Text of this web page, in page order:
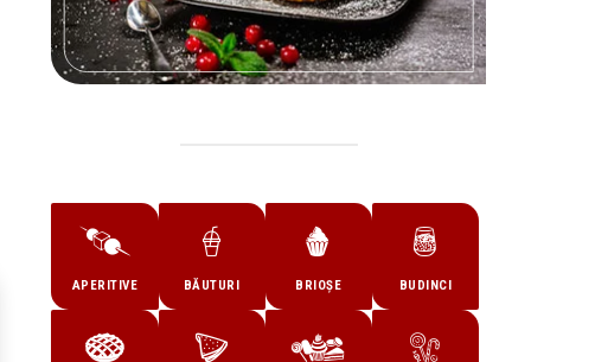
APERITIVE BĂUTURI BRIOȘE BUDINCI